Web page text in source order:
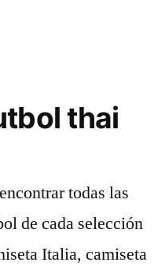
thai
todas las
de cada selección
Italia, camiseta